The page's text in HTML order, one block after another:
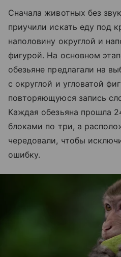
Сначала животных без
приучили искать еду под
наполовину округлой и
фигурой. На основном
обезьяне предлагали на
с округлой и угловатой
повторяющуюся запись
Каждая обезьяна прошла
блоками по три, а
чередовали, чтобы
ошибку.